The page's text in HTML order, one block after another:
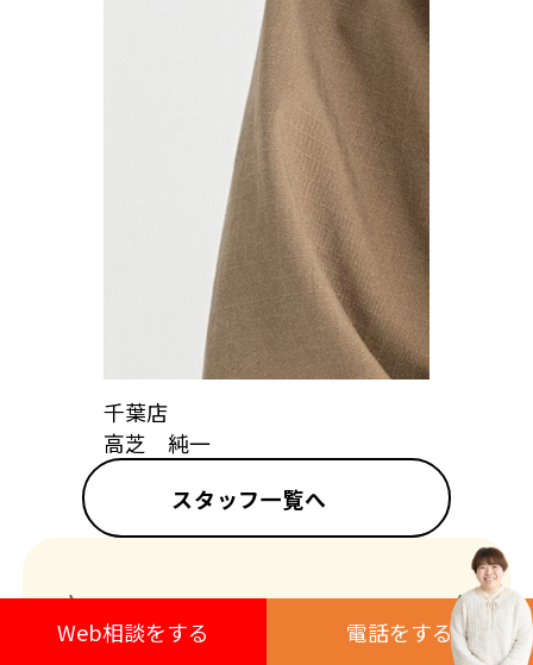
千葉店
高芝 純一
スタッフ一覧へ
Web相談をする 電話をする